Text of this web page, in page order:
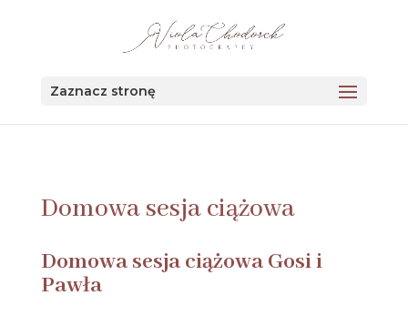
Zaznacz stronę
Domowa sesja ciążowa
Domowa sesja ciążowa Gosi i
Pawła